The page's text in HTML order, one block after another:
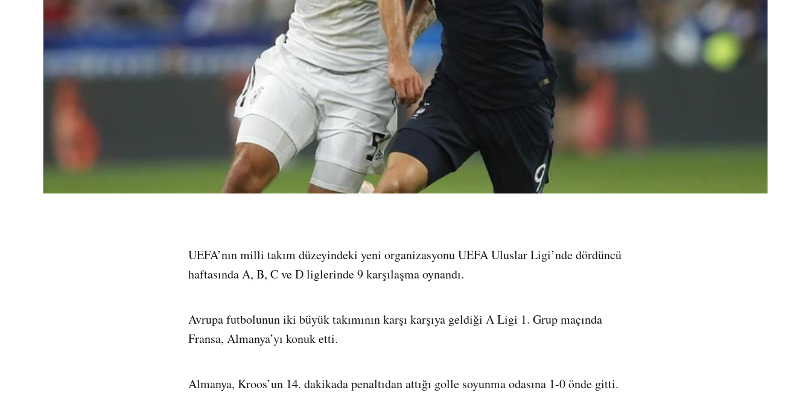
UEFA’nın milli takım düzeyindeki yeni organizasyonu UEFA Uluslar Ligi’nde dördüncü
haftasında A, B, C ve D liglerinde 9 karşılaşma oynandı.
Avrupa futbolunun iki büyük takımının karşı karşıya geldiği A Ligi 1. Grup maçında
Fransa, Almanya’yı konuk etti.
Almanya, Kroos’un 14. dakikada penaltıdan attığı golle soyunma odasına 1-0 önde gitti.